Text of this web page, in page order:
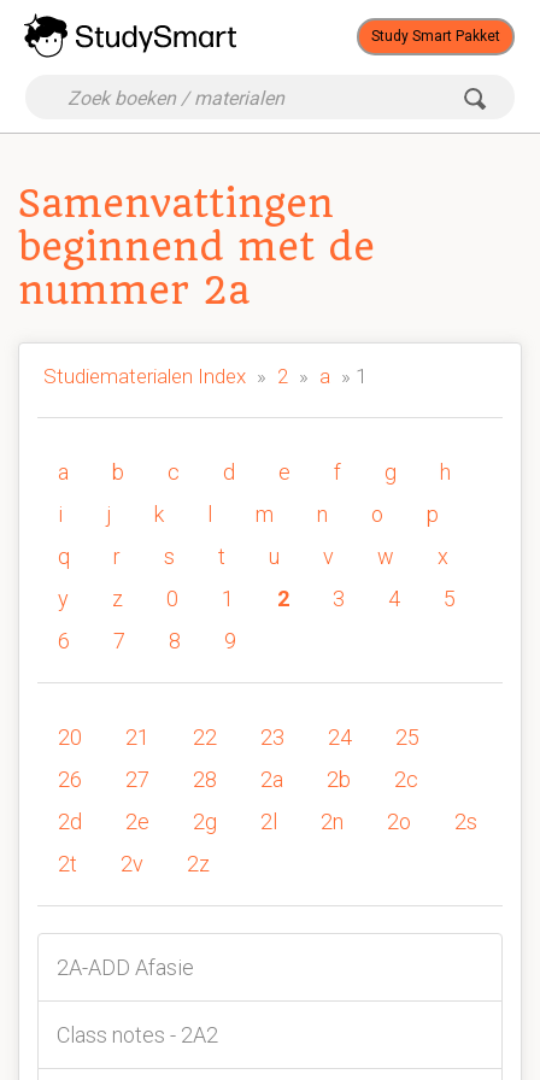
Study Smart Pakket
Samenvattingen
beginnend met de
nummer 2a
Studiematerialen Index » 2 » a » 1
a b c d e f g
h
i
j k m n o
p
q
r s t u v w
x
y
z 0 1 2 3 4
5
6
7 8 9
20 21 22 23 24
25
26
27 28 2a 2b
2c
2d
2e 2g 2l 2n 2o
2s
2t
2v 2z
2A-ADD Afasie
Class notes - 2A2